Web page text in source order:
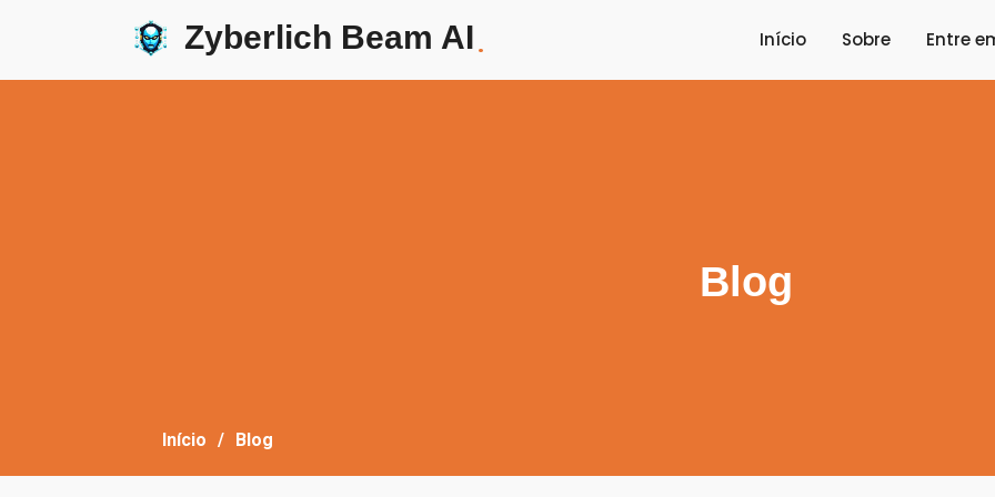
Zyberlich Beam AI. Início Sobre Entre
Blog
Início Blog